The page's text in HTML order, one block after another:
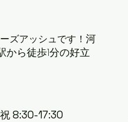
ズアッシュです！ 河
から徒歩1分の好立
8:30-17:30